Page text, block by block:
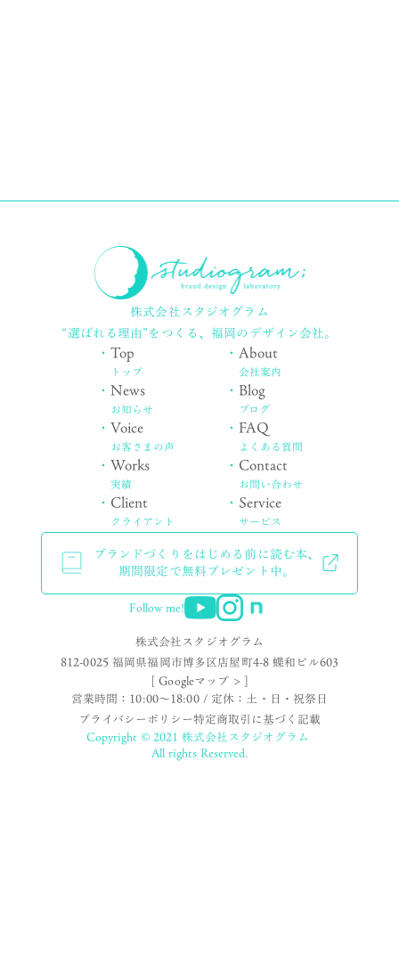
株式会社スタジオグラム
“選ばれる理由”をつくる、福岡のデザイン会社。
・Top
トップ
・News
お知らせ
・Voice
お客さまの声
・Works
実績
・ Client
クライアント
・About
会社案内
・ Blog
ブログ
・ FAQ
よくある質問
・ Contact
お問い合わせ
・ Service
サービス
ブランドづくりをはじめる前に読む本、
期間限定で無料プレゼント中。
Follow me!
株式会社スタジオグラム
812-0025 福岡県福岡市博多区店屋町4-8 蝶和ビル603
[ Googleマップ > ]
営業時間：10:00〜18:00 / 定休：土・日・祝祭日
プライバシーポリシー特定商取引に基づく記載
Copyright © 2021 株式会社スタジオグラム
All rights Reserved.